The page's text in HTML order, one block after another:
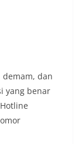
demam, dan
yang benar